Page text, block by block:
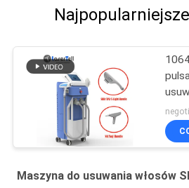
Maszyna do usuwania włosów